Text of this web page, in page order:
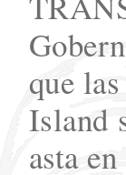
que
Island
asta